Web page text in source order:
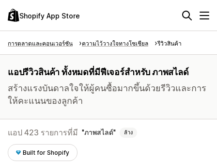
Shopify App Store
การตลาดและคอนเวอร์ชัน ความไว้วางใจทางโซเชียล รีวิวสินค้า
แอปรีวิวสินค้า ทั้งหมดที่มีฟีเจอร์สำหรับ ภาพสไลด์
สร้างแรงบันดาลใจให้ผู้คนซื้อมากขึ้นด้วยรีวิวและการ
ให้คะแนนของลูกค้า
แอป 423 รายการที่มี ภาพสไลด์ ล้าง
Built for Shopify